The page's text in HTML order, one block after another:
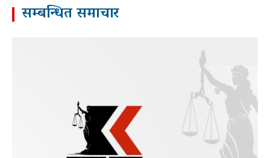
सम्बन्धित समाचार